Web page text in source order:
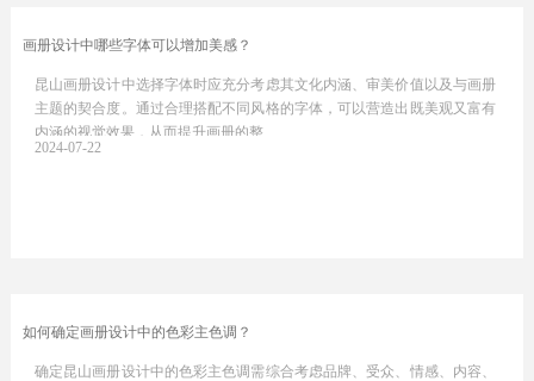
画册设计中哪些字体可以增加美感？
昆山画册设计中选择字体时应充分考虑其文化内涵、审美价值以及与画册
主题的契合度。通过合理搭配不同风格的字体，可以营造出既美观又富有
内涵的视觉效果，从而提升画册的整…
2024-07-22
如何确定画册设计中的色彩主色调？
确定昆山画册设计中的色彩主色调需综合考虑品牌、受众、情感、内容、